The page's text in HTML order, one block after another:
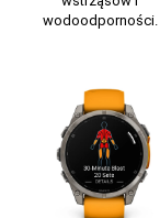
wodoodporności.